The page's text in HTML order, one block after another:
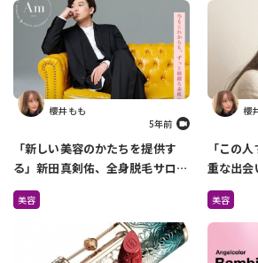
櫻井 もも
5年前
「新しい美容のかたちを提供す
る」新田真剣佑、全身脱毛サロン
を4月に2店舗オープン
美容
櫻
「この
重な出会
している
美容